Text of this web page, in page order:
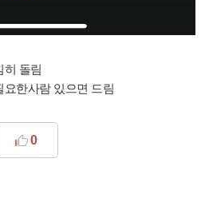
히 돌림
한사람 있으면 드림
0